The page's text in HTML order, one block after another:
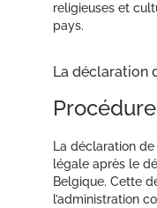
religieuses et
pays.
La déclaration
La déclaration
légale après le
Belgique. Cette
l’administration